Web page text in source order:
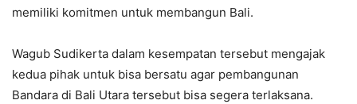
memiliki komitmen untuk membangun Bali.
Wagub Sudikerta dalam kesempatan tersebut mengajak
kedua pihak untuk bisa bersatu agar pembangunan
Bandara di Bali Utara tersebut bisa segera terlaksana.